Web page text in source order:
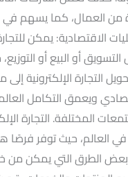
من العمال، كما يسهم
الاقتصادية: يمكن
أو البيع أو
التجارة الإلكترونية
ويعمق التكامل
المختلفة. التجارة
العالم، حيث توفر فرصًا
الطرق التي يمكن من